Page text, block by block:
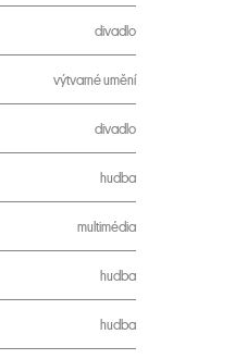
divadlo
výtvarné umění
divadlo
hudba
multimédia
hudba
hudba